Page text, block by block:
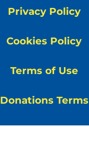
Privacy Policy
Cookies Policy
Terms of Use
Donations Terms